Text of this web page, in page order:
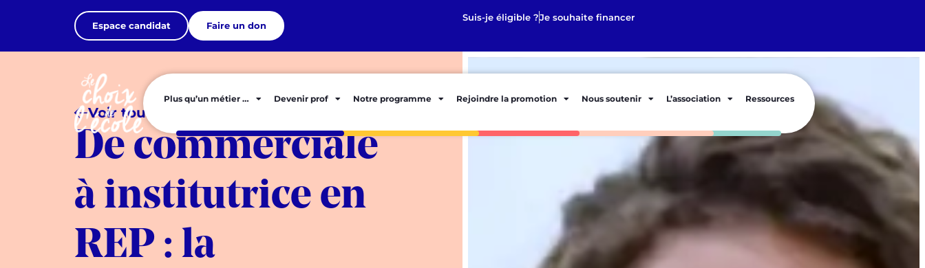
Espace candidat Faire un don
Suis-je éligible ?Je souhaite financer
Plus qu’un métier … Devenir prof Notre programme Rejoindre la promotion Nous soutenir L’association Ressources
Voir tous les articles
De commerciale
à institutrice en
REP : la